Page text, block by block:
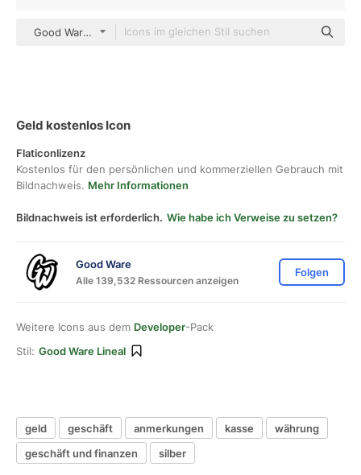
Good Ware Lineal
Geld kostenlos Icon
Flaticonlizenz
Kostenlos für den persönlichen und kommerziellen Gebrauch mit
Bildnachweis. Mehr Informationen
Bildnachweis ist erforderlich. Wie habe ich Verweise zu setzen?
Good Ware
Alle 139,532 Ressourcen anzeigen
Folgen
Weitere Icons aus dem Developer-Pack
Stil: Good Ware Lineal
geld geschäft anmerkungen kasse
währung
geschäft und finanzen
silber